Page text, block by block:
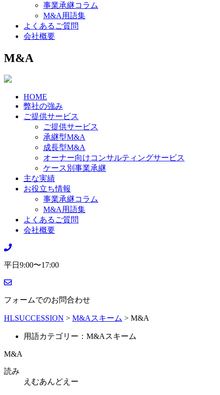
事業承継コラム
M&A用語集
よくあるご質問
会社概要
M&A
HOME
弊社の強み
ご提供サービス
ご提供サービス
承継型M&A
成長型M&A
オーナー向けコンサルティングサービス
ケース別事業承継
主な実績
お役立ち情報
事業承継コラム
M&A用語集
よくあるご質問
会社概要
平日9:00〜17:00
フォームでのお問合わせ
HLSUCCESSION > M&Aスキーム > M&A
用語カテゴリー：M&Aスキーム
M&A
読み
えむあんどえー